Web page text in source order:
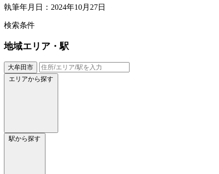
執筆年月日：2024年10月27日
検索条件
地域エリア・駅
大牟田市
エリアから探す
駅から探す